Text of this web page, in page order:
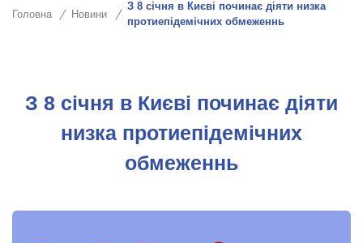
Головна Новини
З 8 січня в Києві починає діяти низка
протиепідемічних обмеженнь
З 8 січня в Києві починає діяти
низка протиепідемічних
обмеженнь